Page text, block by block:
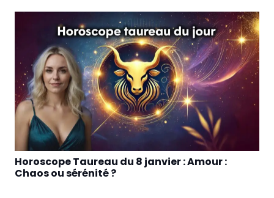
Horoscope Taureau du 8 janvier : Amour :
Chaos ou sérénité ?